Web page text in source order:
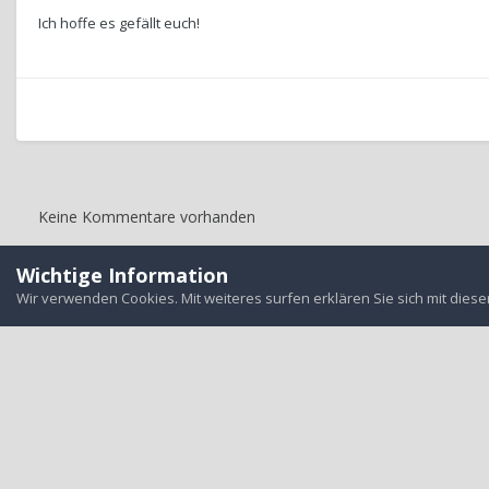
Ich hoffe es gefällt euch!
Keine Kommentare vorhanden
Startseite Galerie User-Garage Mein Winter Outfit
Wichtige Information
Wir verwenden Cookies. Mit weiteres surfen erklären Sie sich mit